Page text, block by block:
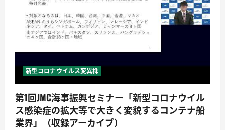
新型コロナウイルス変異株
第1回JMC海事振興セミナー「新型コロナウイル
ス感染症の拡大等で大きく変貌するコンテナ船
業界」（収録アーカイブ）